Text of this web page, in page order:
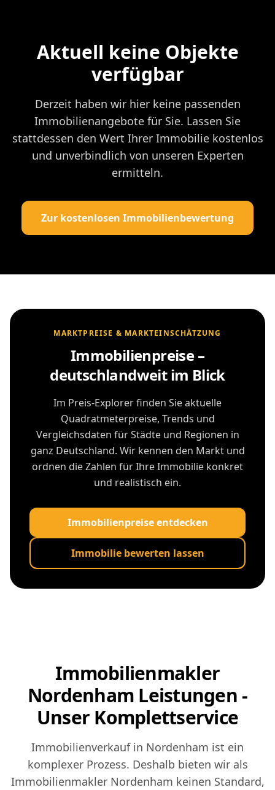
Aktuell keine Objekte
verfügbar
Derzeit haben wir hier keine passenden
Immobilienangebote für Sie. Lassen Sie
stattdessen den Wert Ihrer Immobilie kostenlos
und unverbindlich von unseren Experten
ermitteln.
Zur kostenlosen Immobilienbewertung
MARKTPREISE & MARKTEINSCHÄTZUNG
Immobilienpreise –
deutschlandweit im Blick
Im Preis-Explorer finden Sie aktuelle
Quadratmeterpreise, Trends und
Vergleichsdaten für Städte und Regionen in
ganz Deutschland. Wir kennen den Markt und
ordnen die Zahlen für Ihre Immobilie konkret
und realistisch ein.
Immobilienpreise entdecken
Immobilie bewerten lassen
Immobilienmakler
Nordenham Leistungen -
Unser Komplettservice
Immobilienverkauf in Nordenham ist ein
komplexer Prozess. Deshalb bieten wir als
Immobilienmakler Nordenham keinen Standard,